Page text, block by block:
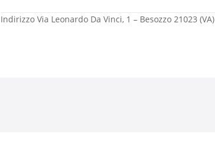
Indirizzo Via Leonardo Da Vinci, 1 – Besozzo 21023 (VA)